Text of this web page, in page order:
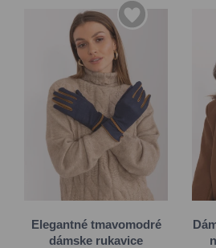
Elegantné tmavomodré
dámske rukavice
S/M
L/XL